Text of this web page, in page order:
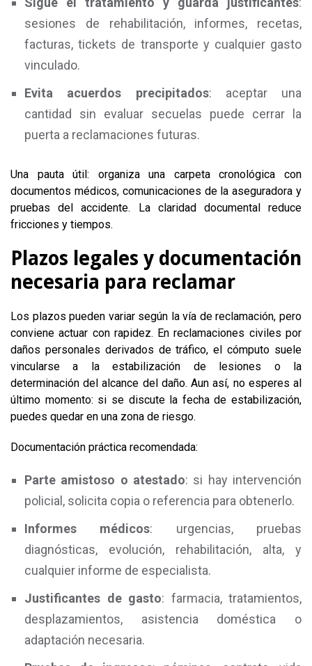
sesiones de rehabilitación, informes, recetas,
facturas, tickets de transporte y cualquier gasto
vinculado.
Evita acuerdos precipitados: aceptar una
cantidad sin evaluar secuelas puede cerrar la
puerta a reclamaciones futuras.
Una pauta útil: organiza una carpeta cronológica con
documentos médicos, comunicaciones de la aseguradora y
pruebas del accidente. La claridad documental reduce
fricciones y tiempos.
Plazos legales y documentación
necesaria para reclamar
Los plazos pueden variar según la vía de reclamación, pero
conviene actuar con rapidez. En reclamaciones civiles por
daños personales derivados de tráfico, el cómputo suele
vincularse a la estabilización de lesiones o la
determinación del alcance del daño. Aun así, no esperes al
último momento: si se discute la fecha de estabilización,
puedes quedar en una zona de riesgo.
Documentación práctica recomendada:
Parte amistoso o atestado: si hay intervención
policial, solicita copia o referencia para obtenerlo.
Informes médicos: urgencias, pruebas
diagnósticas, evolución, rehabilitación, alta, y
cualquier informe de especialista.
Justificantes de gasto: farmacia, tratamientos,
desplazamientos, asistencia doméstica o
adaptación necesaria.